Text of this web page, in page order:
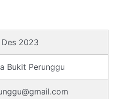
2023
Bukit Perunggu